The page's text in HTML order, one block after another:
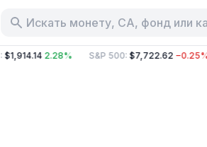
Искать монету, CA, фонд или
$1,914.14 2.28% S&P 500:$7,722.62 −0.25%